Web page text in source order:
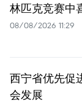
林匹克竞赛中
08/08/2026 11:29
西宁省优先促
会发展